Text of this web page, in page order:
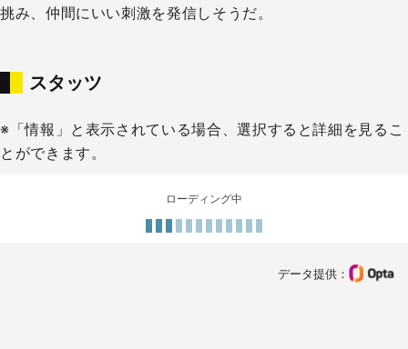
挑み、仲間にいい刺激を発信しそうだ。
スタッツ
※「情報」と表示されている場合、選択すると詳細を見るこ
とができます。
ローディング中
データ提供：